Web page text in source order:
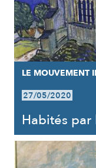
LE MOUVEMENT
27/05/2020
Habités